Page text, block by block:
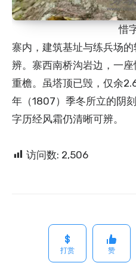
惜
寨内，建筑基址与练兵场
辨。寨西南桥沟岩边，一
重檐。虽塔顶已毁，仅余
年（1807）季冬所立的阴
字历经风霜仍清晰可辨。
访问数: 2,506
打赏 赞